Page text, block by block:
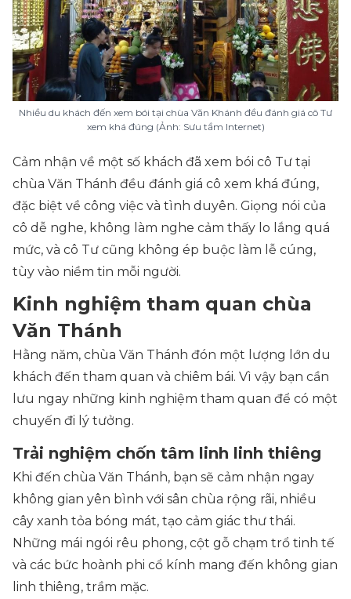
Nhiều du khách đến xem bói tại chùa Văn Khánh đều đánh giá cô Tư
xem khá đúng (Ảnh: Sưu tầm Internet)
Cảm nhận về một số khách đã xem bói cô Tư tại
chùa Văn Thánh đều đánh giá cô xem khá đúng,
đặc biệt về công việc và tình duyên. Giọng nói của
cô dễ nghe, không làm nghe cảm thấy lo lắng quá
mức, và cô Tư cũng không ép buộc làm lễ cúng,
tùy vào niềm tin mỗi người.
Kinh nghiệm tham quan chùa
Văn Thánh
Hằng năm, chùa Văn Thánh đón một lượng lớn du
khách đến tham quan và chiêm bái. Vì vậy bạn cần
lưu ngay những kinh nghiệm tham quan để có một
chuyến đi lý tưởng.
Trải nghiệm chốn tâm linh linh thiêng
Khi đến chùa Văn Thánh, bạn sẽ cảm nhận ngay
không gian yên bình với sân chùa rộng rãi, nhiều
cây xanh tỏa bóng mát, tạo cảm giác thư thái.
Những mái ngói rêu phong, cột gỗ chạm trổ tinh tế
và các bức hoành phi cổ kính mang đến không gian
linh thiêng, trầm mặc.